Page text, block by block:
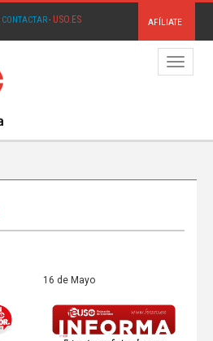
CONTACTAR· USO.ES AFÍLIATE
Menú
16 de Mayo